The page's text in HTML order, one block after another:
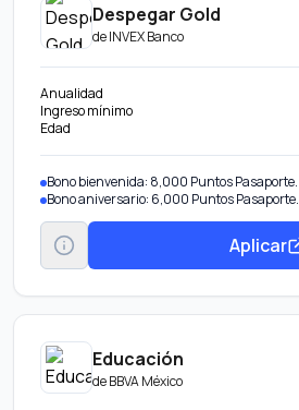
Despegar Gold
deINVEX Banco
Anualidad
Ingreso mínimo
Edad
Bono bienvenida: 8,000 Puntos Pasaporte.
Bono aniversario: 6,000 Puntos Pasaporte.
Aplicar
Educación
deBBVA México